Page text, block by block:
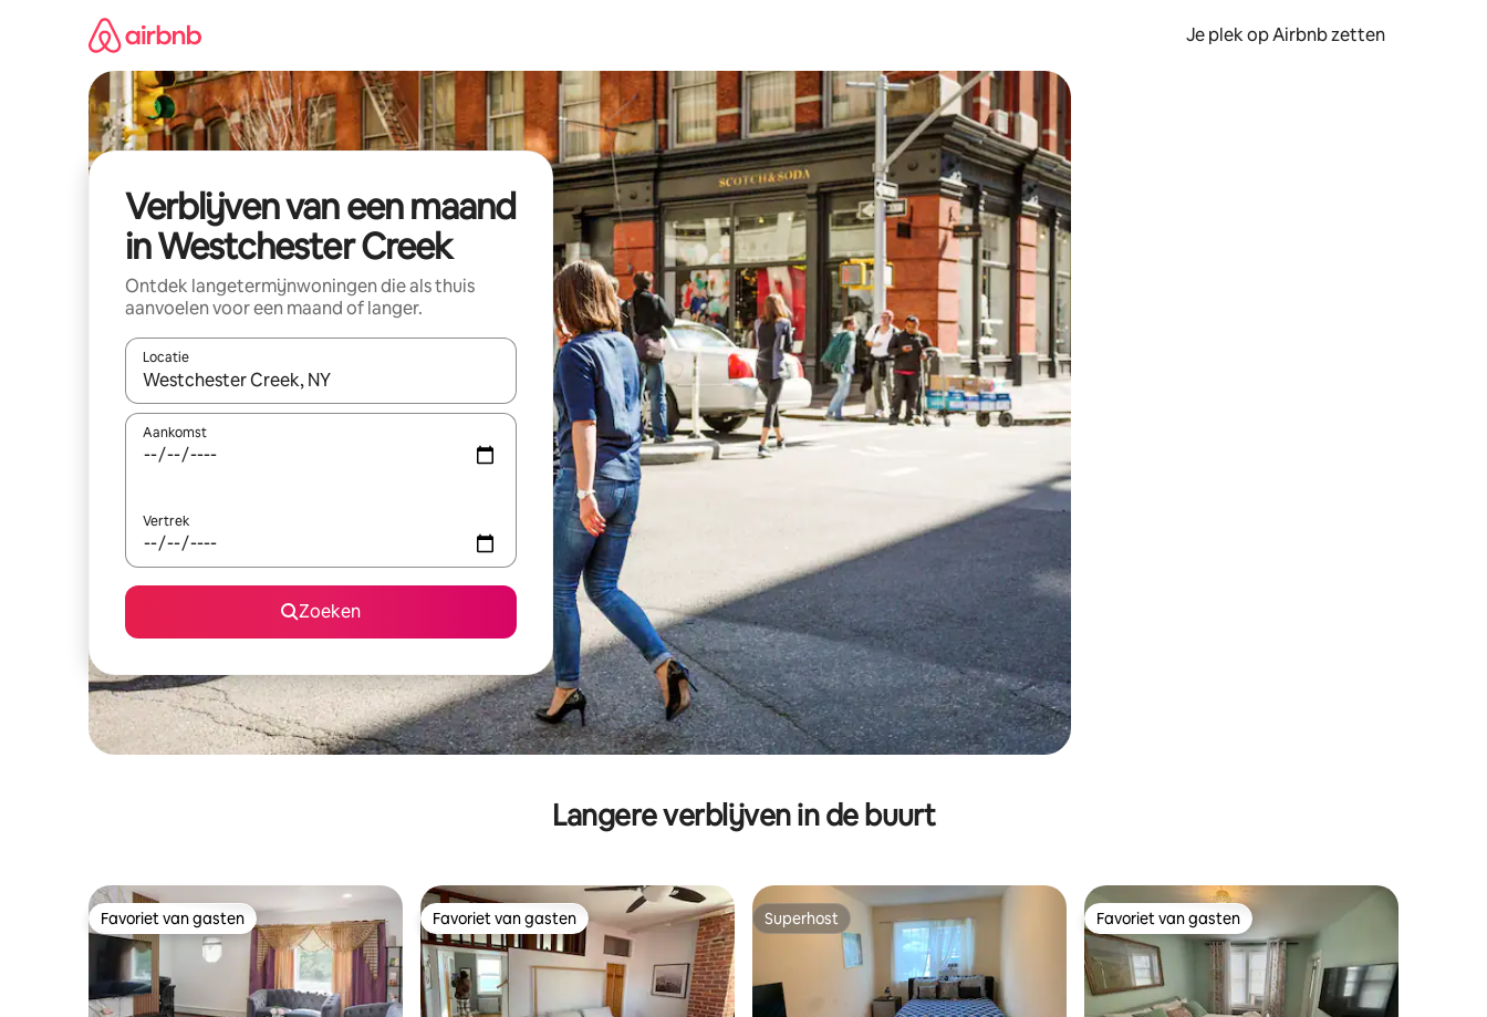
Je plek op Airbnb zetten
Verblijven van een maand
in Westchester Creek
Ontdek langetermijnwoningen die als thuis
aanvoelen voor een maand of langer.
Locatie
Wanneer er resultaten beschikbaar zijn, maak je een keuze met je de pijltjestoetsen omhoog en omlaag, óf door te tikken of swipen.
Aankomst
Vertrek
Zoeken
Langere verblijven in de buurt
Favoriet van gasten
Favoriet van gasten Favoriet van gasten
Favoriet van gasten Superhost
Superhost Favoriet van gasten
Favoriet van gasten